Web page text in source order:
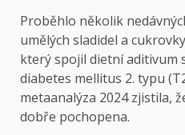
Proběhlo několik
umělých sladidel a
který spojil dietní aditivum
diabetes mellitus 2. typu
metaanalýza 2024 zjistila,
dobře pochopena.